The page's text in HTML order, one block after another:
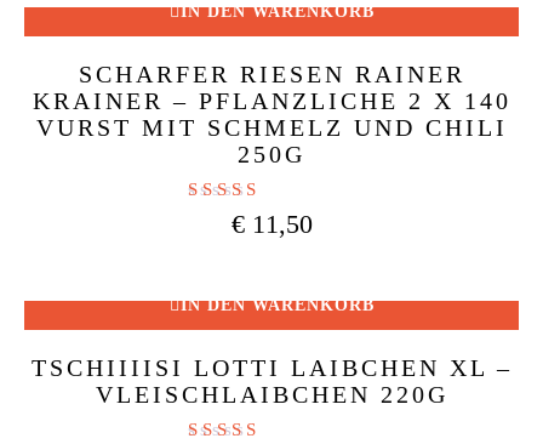
IN DEN WARENKORB
SCHARFER RIESEN RAINER
KRAINER – PFLANZLICHE 2 X 140
VURST MIT SCHMELZ UND CHILI
250G
Bewertet mit
4.81
€11,50
IN DEN WARENKORB
TSCHIIIISI LOTTI LAIBCHEN XL –
VLEISCHLAIBCHEN 220G